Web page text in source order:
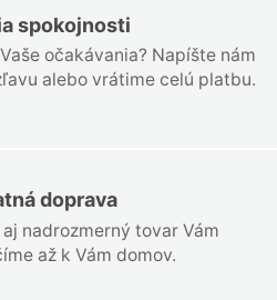
spokojnosti
očakávania? Napíšte nám
alebo vrátime celú platbu.
doprava
nadrozmerný tovar Vám
až k Vám domov.